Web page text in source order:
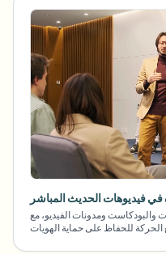
في فيديوهات الحديث المباشر
والبودكاست ومدونات الفيديو، مع